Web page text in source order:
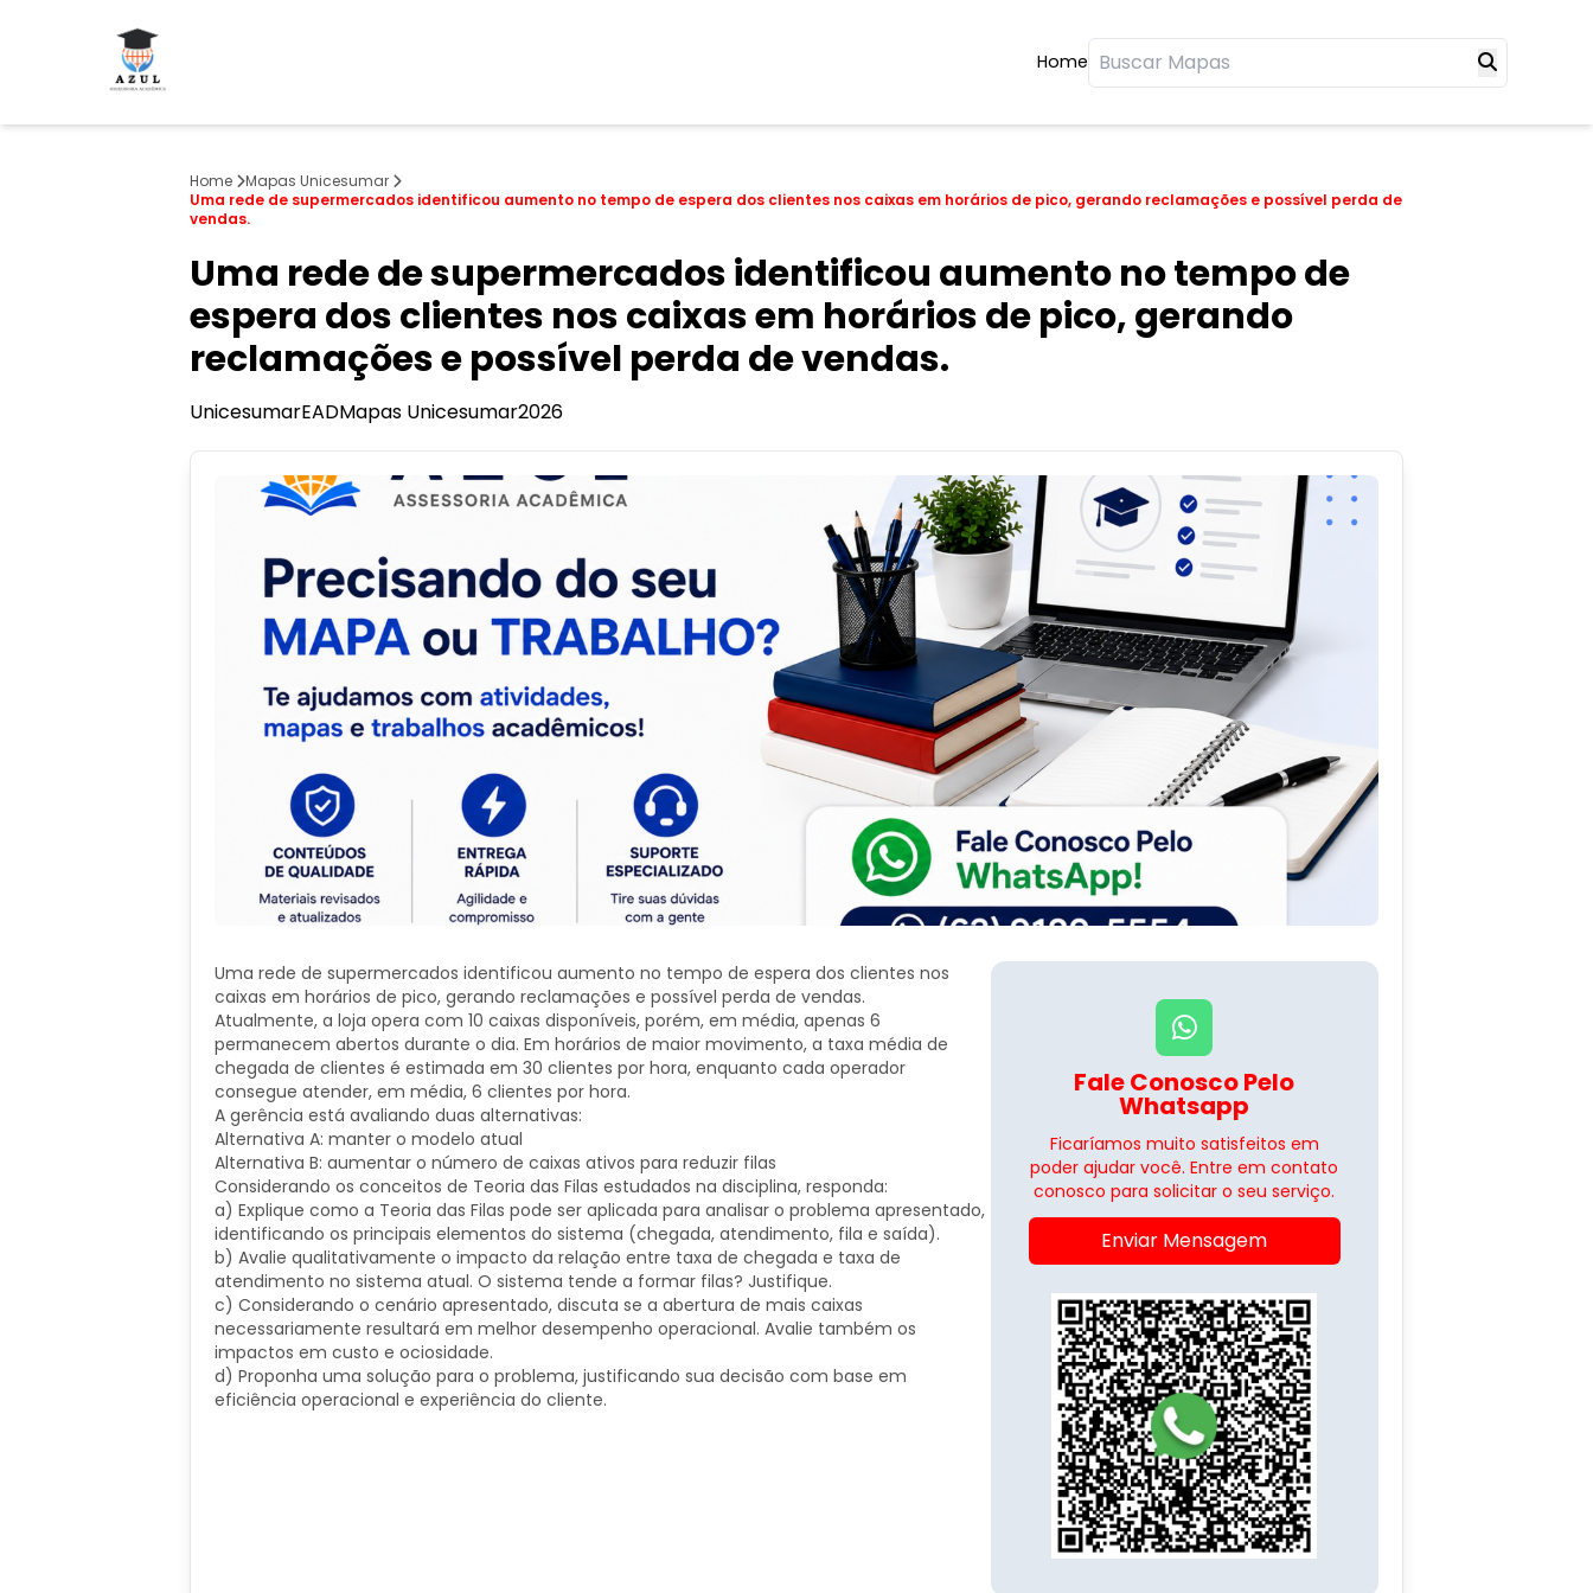
Home
Home
Mapas Unicesumar
Uma rede de supermercados identificou aumento no tempo de espera dos clientes nos caixas em horários de pico, gerando reclamações e possível perda de
vendas.
Uma rede de supermercados identificou aumento no tempo de
espera dos clientes nos caixas em horários de pico, gerando
reclamações e possível perda de vendas.
UnicesumarEADMapas Unicesumar2026
​Uma rede de supermercados identificou aumento no tempo de espera dos clientes nos
caixas em horários de pico, gerando reclamações e possível perda de vendas.
Atualmente, a loja opera com 10 caixas disponíveis, porém, em média, apenas 6
permanecem abertos durante o dia. Em horários de maior movimento, a taxa média de
chegada de clientes é estimada em 30 clientes por hora, enquanto cada operador
consegue atender, em média, 6 clientes por hora.
A gerência está avaliando duas alternativas:
Alternativa A: manter o modelo atual
Alternativa B: aumentar o número de caixas ativos para reduzir filas
Considerando os conceitos de Teoria das Filas estudados na disciplina, responda:
a) Explique como a Teoria das Filas pode ser aplicada para analisar o problema apresentado,
identificando os principais elementos do sistema (chegada, atendimento, fila e saída).
b) Avalie qualitativamente o impacto da relação entre taxa de chegada e taxa de
atendimento no sistema atual. O sistema tende a formar filas? Justifique.
​c) Considerando o cenário apresentado, discuta se a abertura de mais caixas
necessariamente resultará em melhor desempenho operacional. Avalie também os
impactos em custo e ociosidade.
d) Proponha uma solução para o problema, justificando sua decisão com base em
eficiência operacional e experiência do cliente.
Fale Conosco Pelo
Whatsapp
Ficaríamos muito satisfeitos em
poder ajudar você. Entre em contato
conosco para solicitar o seu serviço.
Enviar Mensagem